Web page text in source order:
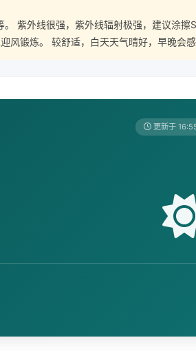
紫外线很强，紫外线辐射极强，建议涂
锻炼。 较舒适，白天天气晴好，早晚
更新于